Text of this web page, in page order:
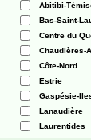
Abitibi-
Bas-Saint-
Centre du
Chaudières-
Côte-Nord
Estrie
Gaspésie-
Lanaudière
Laurentides